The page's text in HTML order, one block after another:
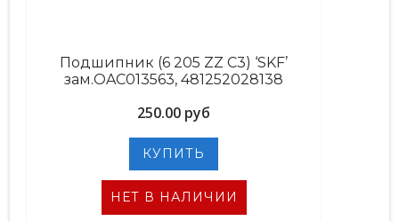
Подшипник (6 205 ZZ C3) ‘SKF’
зам.OAC013563, 481252028138
250.00 руб
НЕТ В НАЛИЧИИ